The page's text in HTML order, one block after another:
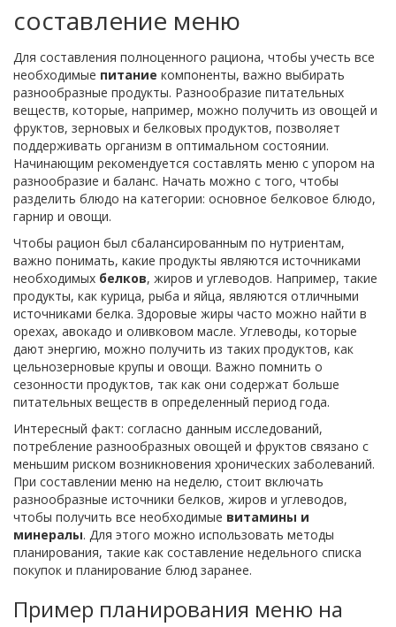
составление меню
Для составления полноценного рациона, чтобы учесть все
необходимые питание компоненты, важно выбирать
разнообразные продукты. Разнообразие питательных
веществ, которые, например, можно получить из овощей и
фруктов, зерновых и белковых продуктов, позволяет
поддерживать организм в оптимальном состоянии.
Начинающим рекомендуется составлять меню с упором на
разнообразие и баланс. Начать можно с того, чтобы
разделить блюдо на категории: основное белковое блюдо,
гарнир и овощи.
Чтобы рацион был сбалансированным по нутриентам,
важно понимать, какие продукты являются источниками
необходимых белков, жиров и углеводов. Например, такие
продукты, как курица, рыба и яйца, являются отличными
источниками белка. Здоровые жиры часто можно найти в
орехах, авокадо и оливковом масле. Углеводы, которые
дают энергию, можно получить из таких продуктов, как
цельнозерновые крупы и овощи. Важно помнить о
сезонности продуктов, так как они содержат больше
питательных веществ в определенный период года.
Интересный факт: согласно данным исследований,
потребление разнообразных овощей и фруктов связано с
меньшим риском возникновения хронических заболеваний.
При составлении меню на неделю, стоит включать
разнообразные источники белков, жиров и углеводов,
чтобы получить все необходимые витамины и
минералы. Для этого можно использовать методы
планирования, такие как составление недельного списка
покупок и планирование блюд заранее.
Пример планирования меню на